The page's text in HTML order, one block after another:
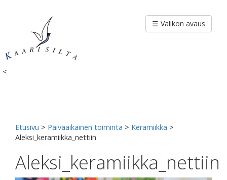
<
☰ Valikon avaus
Etusivu > Päiväaikainen toiminta > Keramiikka >
Aleksi_keramiikka_nettiin
Aleksi_keramiikka_nettiin